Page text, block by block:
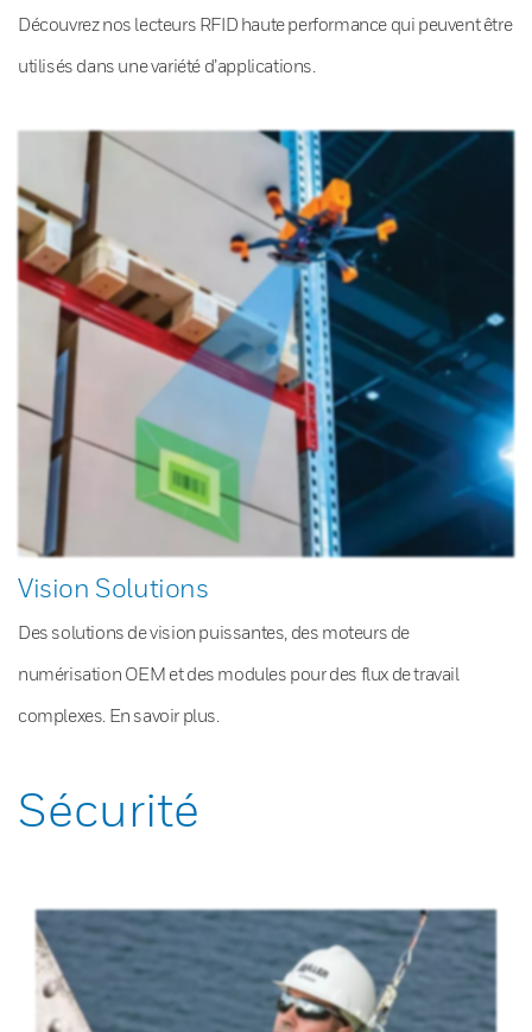
Découvrez nos lecteurs RFID haute performance qui peuvent être
utilisés dans une variété d’applications.
Vision Solutions
Des solutions de vision puissantes, des moteurs de
numérisation OEM et des modules pour des flux de travail
complexes. En savoir plus.
Sécurité